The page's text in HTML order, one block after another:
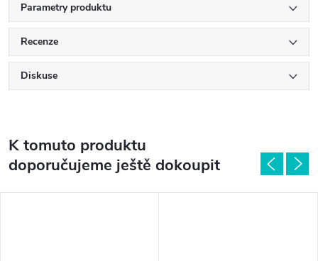
Parametry produktu
Recenze
Diskuse
K tomuto produktu
doporučujeme ještě dokoupit